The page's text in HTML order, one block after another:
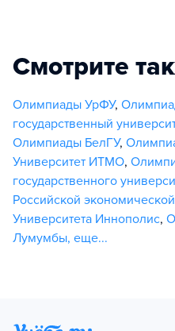
Смотрите
Олимпиады УрФУ,
государственный
Олимпиады БелГУ,
Университет ИТМО,
государственного
Российской
Университета Иннополис,
Лумумбы, еще...